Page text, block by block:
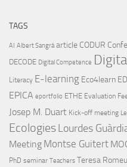
TAGS
AI Albert Sangrà article CODUR
DECODE Digital Competence
Literacy E-learning Eco4learn
EPICA eportfolio ETHE Evaluation
Josep M. Duart Kick-off meeting
EcologiesLourdes
Meeting Montse Guitert
PhD seminar Teachers Teresa Romeu